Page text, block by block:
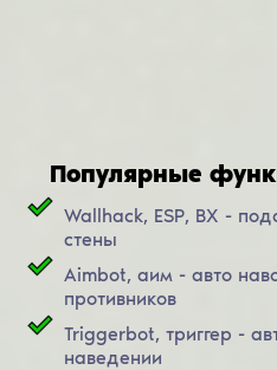
Популярные
Wallhack, ESP, ВХ -
стены
Aimbot, аим - авто
противников
Triggerbot, триггер -
наведении